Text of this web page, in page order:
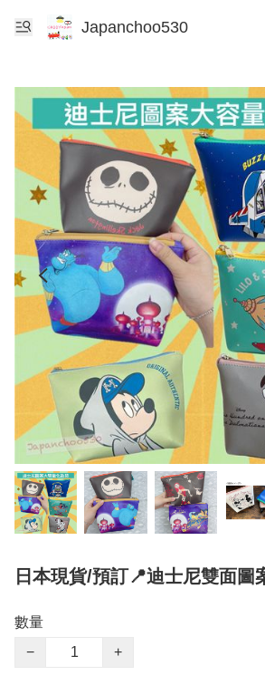
Japanchoo530
日本現貨/預訂📍迪士尼雙面圖
數量
−
+